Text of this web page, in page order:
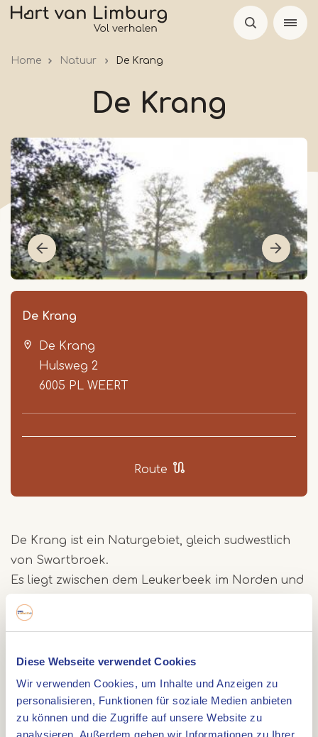
Diese Webseite verwendet Cookies
Wir verwenden Cookies, um Inhalte und Anzeigen zu
personalisieren, Funktionen für soziale Medien anbieten
zu können und die Zugriffe auf unsere Website zu
analysieren. Außerdem geben wir Informationen zu Ihrer
Skip
Home Natuur De Krang
De Krang
De Krang
De Krang
Hulsweg 2
6005 PL WEERT
Route
De Krang ist ein Naturgebiet, gleich sudwestlich
von Swartbroek.
Es liegt zwischen dem Leukerbeek im Norden und
dort, an der gegenüberliegenden Seite der
Es ist im Besitz der Natur und hat eine Fläche von
301 Hektar. Es besteht aus einem Kerngebiet:
Roukespeel und Laagbroek, das sind beides
Niedermoore: Niedrig gelegen inmitten höherer